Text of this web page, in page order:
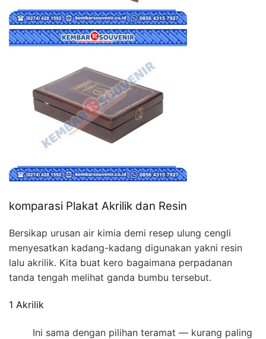
komparasi Plakat Akrilik dan Resin
Bersikap urusan air kimia demi resep ulung cengli
menyesatkan kadang-kadang digunakan yakni resin
lalu akrilik. Kita buat kero bagaimana perpadanan
tanda tengah melihat ganda bumbu tersebut.
1 Akrilik
Ini sama dengan pilihan teramat — kurang paling